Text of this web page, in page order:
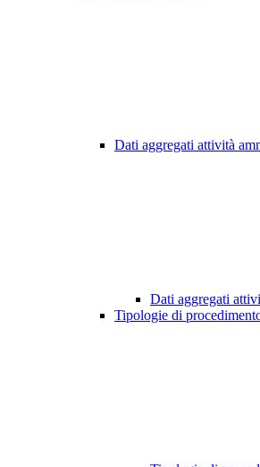
Dati aggregati attività
Dati aggregati
Tipologie di